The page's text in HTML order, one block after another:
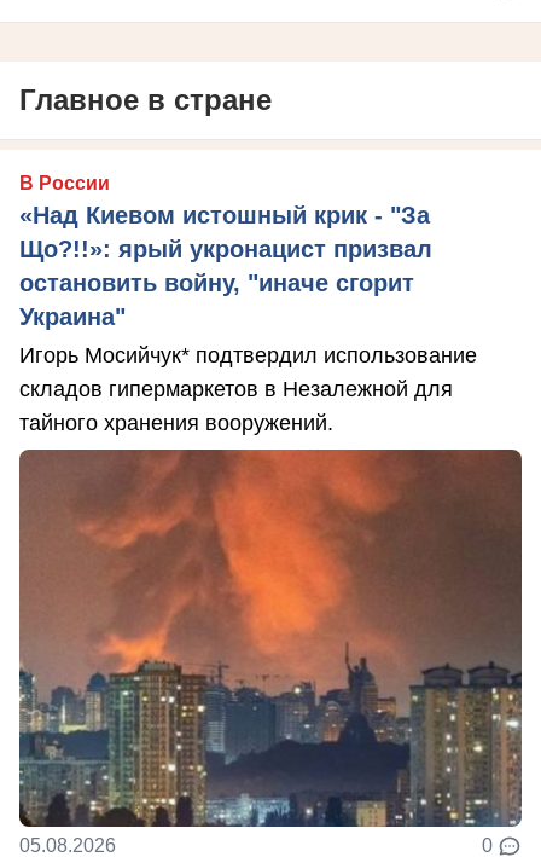
Главное в стране
В России
«Над Киевом истошный крик - "За
Що?!!»: ярый укронацист призвал
остановить войну, "иначе сгорит
Украина"
Игорь Мосийчук* подтвердил использование
складов гипермаркетов в Незалежной для
тайного хранения вооружений.
05.08.2026 0